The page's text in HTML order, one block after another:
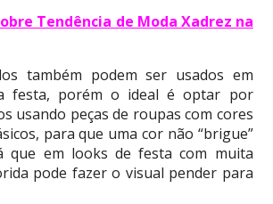
Tendência de Moda Xadrez na
também podem ser usados em
festa, porém o ideal é optar por
usando peças de roupas com cores
para que uma cor não “brigue”
que em looks de festa com muita
pode fazer o visual pender para